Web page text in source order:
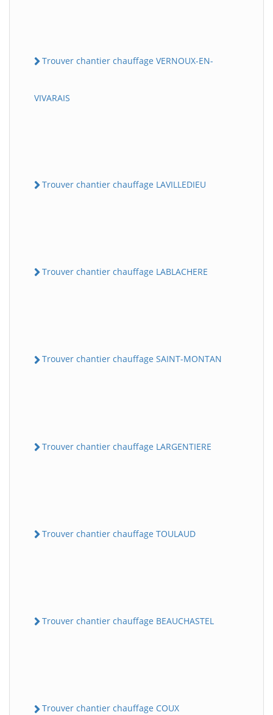
Trouver chantier chauffage VERNOUX-EN-
VIVARAIS
Trouver chantier chauffage LAVILLEDIEU
Trouver chantier chauffage LABLACHERE
Trouver chantier chauffage SAINT-MONTAN
Trouver chantier chauffage LARGENTIERE
Trouver chantier chauffage TOULAUD
Trouver chantier chauffage BEAUCHASTEL
Trouver chantier chauffage COUX